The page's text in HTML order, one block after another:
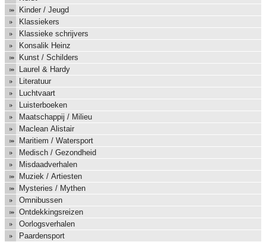
Kinder / Jeugd
Klassiekers
Klassieke schrijvers
Konsalik Heinz
Kunst / Schilders
Laurel & Hardy
Literatuur
Luchtvaart
Luisterboeken
Maatschappij / Milieu
Maclean Alistair
Maritiem / Watersport
Medisch / Gezondheid
Misdaadverhalen
Muziek / Artiesten
Mysteries / Mythen
Omnibussen
Ontdekkingsreizen
Oorlogsverhalen
Paardensport